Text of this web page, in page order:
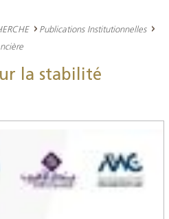
Publications Institutionnelles
la stabilité